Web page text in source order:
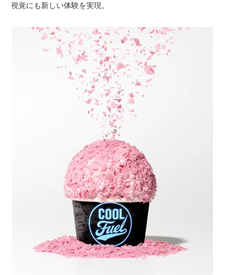
視覚にも新しい体験を実現。